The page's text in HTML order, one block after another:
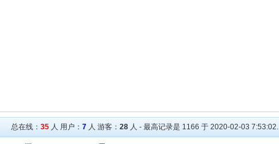
总在线： 35 人 用户： 7 人 游客： 28 人 - 最高记录是 1166 于 2020-02-03 7:53:02.